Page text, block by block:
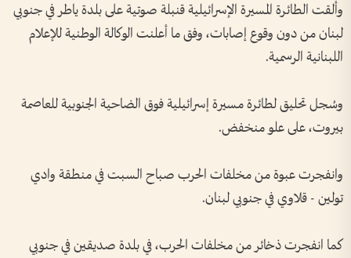
وألقت الطائرة المسيرة الإسرائيلية قنبلة صوتية على بلدة ياطر في جنوبي
لبنان من دون وقوع إصابات، وفق ما أعلنت الوكالة الوطنية للإعلام
اللبنانية الرسمية.
وسُجل تحليق لطائرة مسيرة إسرائيلية فوق الضاحية الجنوبية للعاصمة
بيروت، على علو منخفض.
وانفجرت عبوة من مخلفات الحرب صباح السبت في منطقة وادي
تولين - قلاوي في جنوبي لبنان.
كما انفجرت ذخائر من مخلفات الحرب، في بلدة صديقين في جنوبي